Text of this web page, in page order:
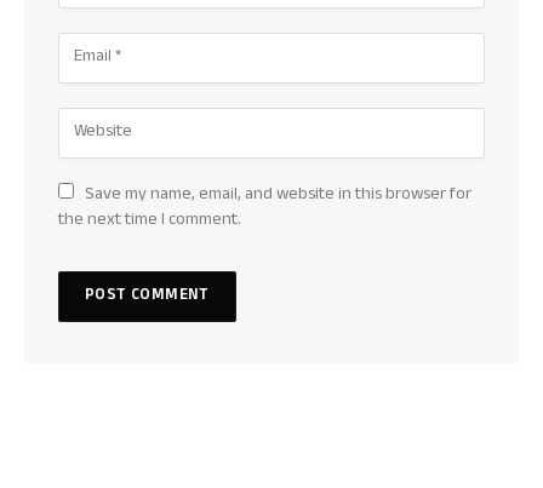
Save my name, email, and website in this browser for
the next time I comment.